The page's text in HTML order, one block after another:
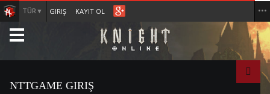
TÜR▼ GIRIŞ KAYIT OL •••
NTTGAME GIRIŞ